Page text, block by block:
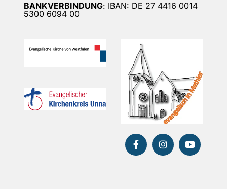
BANKVERBINDUNG: IBAN: DE 27 4416 0014
5300 6094 00